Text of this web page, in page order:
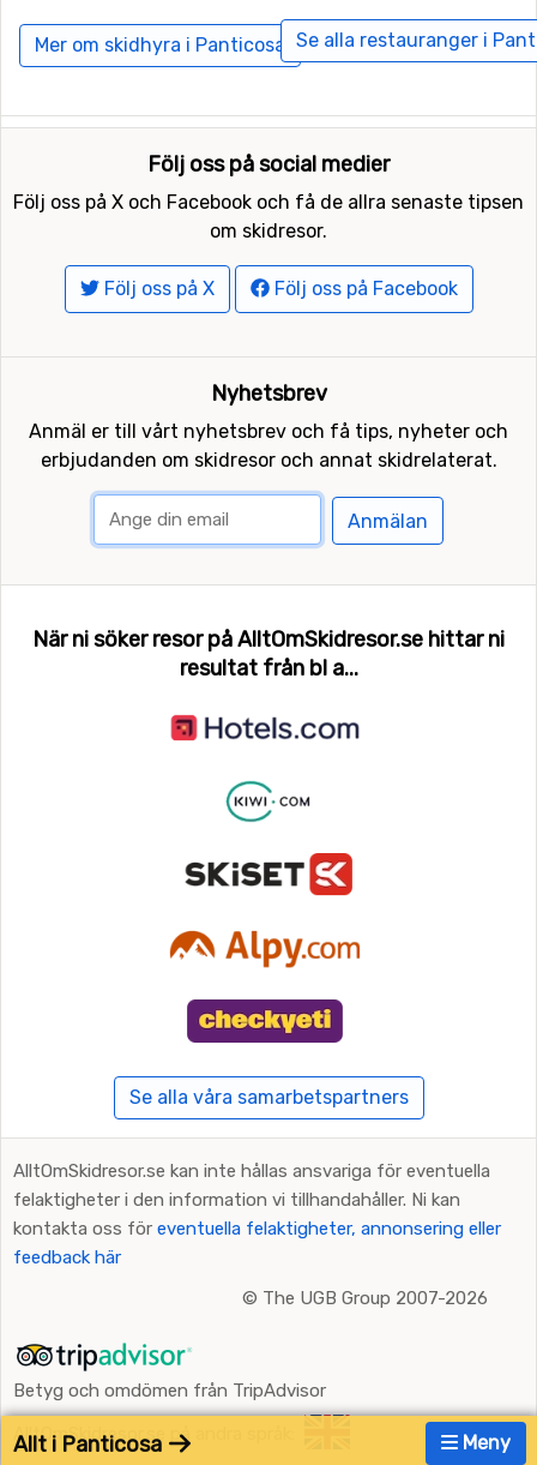
Mer om skidhyra i Panticosa Se alla restauranger i
Meny
Allt i Panticosa
Följ oss på social medier
Följ oss på X och Facebook och få de allra senaste tipsen
om skidresor.
Följ oss på X Följ oss på Facebook
Nyhetsbrev
Anmäl er till vårt nyhetsbrev och få tips, nyheter och
erbjudanden om skidresor och annat skidrelaterat.
Anmälan
När ni söker resor på AlltOmSkidresor.se hittar ni
resultat från bl a...
Se alla våra samarbetspartners
AlltOmSkidresor.se kan inte hållas ansvariga för eventuella
felaktigheter i den information vi tillhandahåller. Ni kan
kontakta oss för eventuella felaktigheter, annonsering eller
feedback här
© The UGB Group 2007-2026
Betyg och omdömen från TripAdvisor
AlltOmSkidresor.se på andra språk: